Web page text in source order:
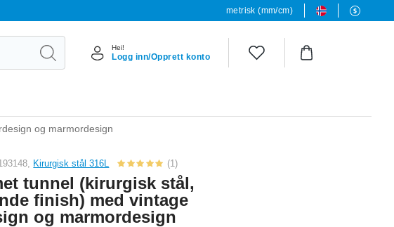
metrisk (mm/cm)
Hei!
Logg inn/Opprett konto
og marmordesign
Kirurgisk stål 316L (1)
tunnel (kirurgisk stål,
finish) med vintage
og marmordesign